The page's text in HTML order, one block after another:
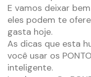
E vamos deixar
eles podem te
gasta hoje.
As dicas que esta
você usar os
inteligente.